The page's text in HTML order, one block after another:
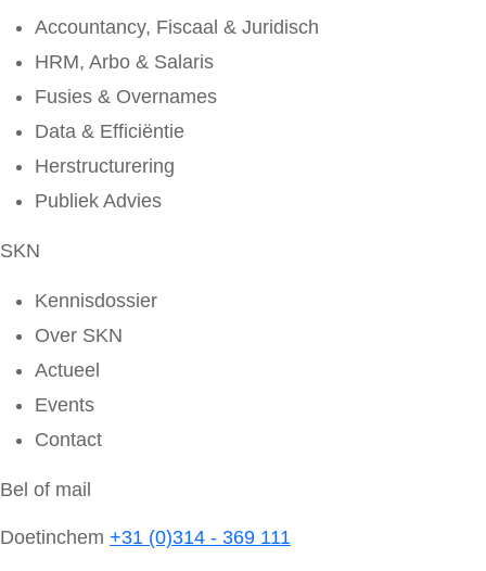
Accountancy, Fiscaal & Juridisch
HRM, Arbo & Salaris
Fusies & Overnames
Data & Efficiëntie
Herstructurering
Publiek Advies
SKN
Kennisdossier
Over SKN
Actueel
Events
Contact
Bel of mail
Doetinchem +31 (0)314 - 369 111